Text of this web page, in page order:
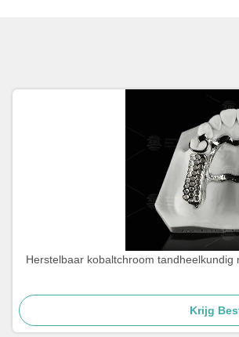
Herstelbaar kobaltchroom
Krijg